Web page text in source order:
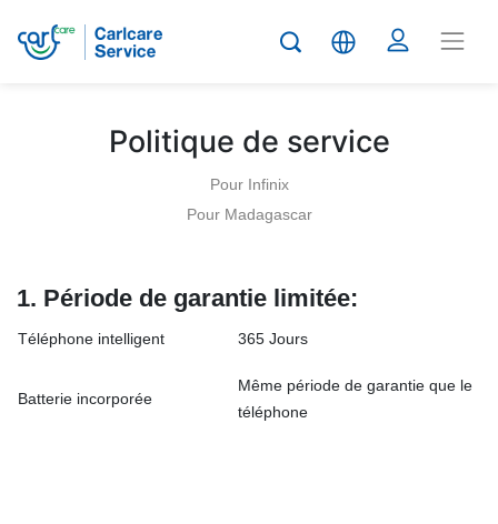
Politique de service
Pour Infinix
Pour Madagascar
1. Période de garantie limitée:
Téléphone intelligent 365 Jours
Batterie incorporée
Même période de garantie que le
téléphone